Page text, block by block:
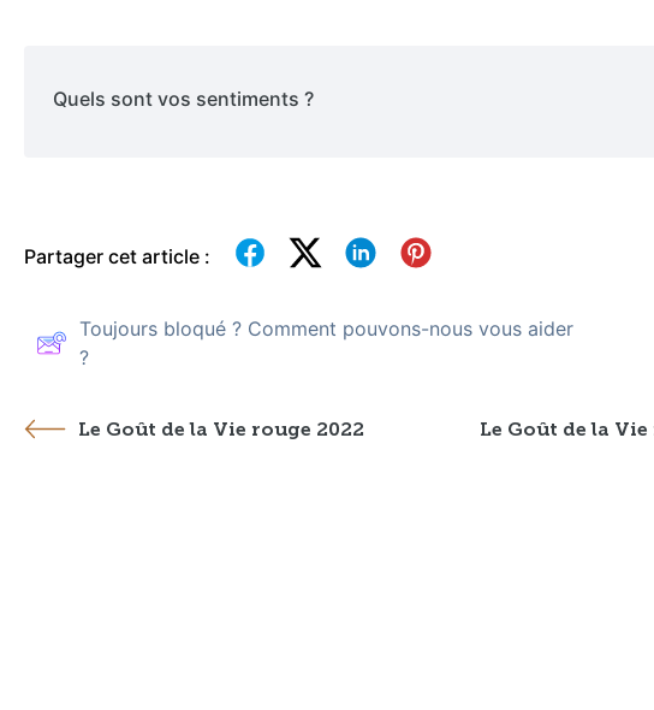
Quels sont vos sentiments ?
Partager cet article :
Toujours bloqué ? Comment pouvons-nous vous aider
?
Le Goût de la Vie rouge 2022 Le Goût de la